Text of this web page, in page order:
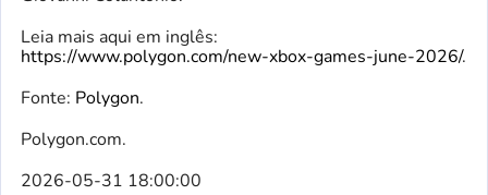
Leia mais aqui em inglês:
https://www.polygon.com/new-xbox-games-june-2026/.
Fonte: Polygon.
Polygon.com.
2026-05-31 18:00:00